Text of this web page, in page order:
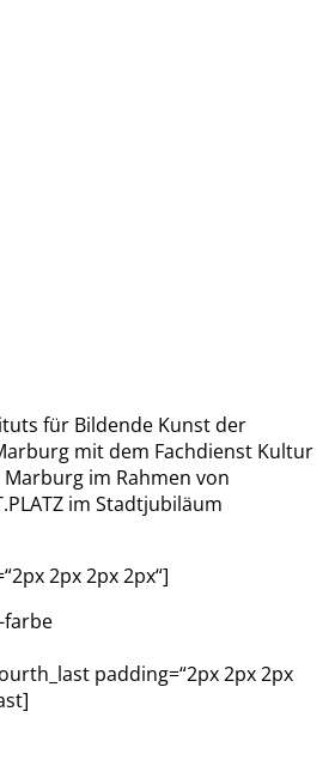
für Bildende Kunst der
mit dem Fachdienst Kultur
im Rahmen von
im Stadtjubiläum
2px 2px 2px“]
padding=“2px 2px 2px